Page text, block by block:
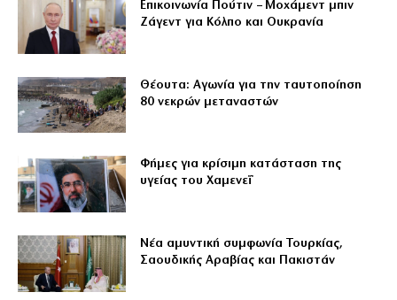
Επικοινωνία Πούτιν – Μοχάμεντ μπιν
Ζάγεντ για Κόλπο και Ουκρανία
Θέουτα: Αγωνία για την ταυτοποίηση
80 νεκρών μεταναστών
Φήμες για κρίσιμη κατάσταση της
υγείας του Χαμενεΐ
Νέα αμυντική συμφωνία Τουρκίας,
Σαουδικής Αραβίας και Πακιστάν